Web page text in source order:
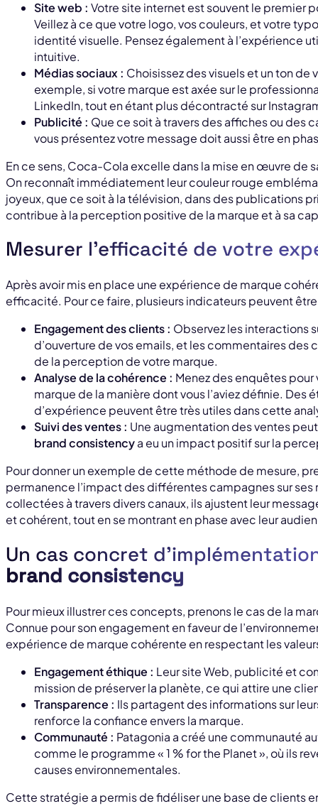
Site web : Votre site internet est souvent le premier
Veillez à ce que votre logo, vos couleurs, et votre
identité visuelle. Pensez également à l’expérience
intuitive.
Médias sociaux : Choisissez des visuels et un ton de
exemple, si votre marque est axée sur le
LinkedIn, tout en étant plus décontracté sur
Publicité : Que ce soit à travers des affiches ou des
vous présentez votre message doit aussi être en
En ce sens, Coca-Cola excelle dans la mise en œuvre de
On reconnaît immédiatement leur couleur rouge
joyeux, que ce soit à la télévision, dans des publications
contribue à la perception positive de la marque et à sa
Mesurer l’efficacité de votre
Après avoir mis en place une expérience de marque
efficacité. Pour ce faire, plusieurs indicateurs peuvent
Engagement des clients : Observez les interactions
d’ouverture de vos emails, et les commentaires des
de la perception de votre marque.
Analyse de la cohérence : Menez des enquêtes
marque de la manière dont vous l’aviez définie. Des
d’expérience peuvent être très utiles dans cette
Suivi des ventes : Une augmentation des ventes
brand consistencya eu un impact positif sur la
Pour donner un exemple de cette méthode de mesure,
permanence l’impact des différentes campagnes sur ses
collectées à travers divers canaux, ils ajustent leur
et cohérent, tout en se montrant en phase avec leur
Un cas concret
brand consistency
Pour mieux illustrer ces concepts, prenons le cas de la
Connue pour son engagement en faveur de
expérience de marque cohérente en respectant les
Engagement éthique : Leur site Web, publicité et
mission de préserver la planète, ce qui attire une
Transparence : Ils partagent des informations sur
renforce la confiance envers la marque.
Communauté : Patagonia a créé une communauté
comme le programme « 1 % for the Planet », où ils
causes environnementales.
Cette stratégie a permis de fidéliser une base de clients